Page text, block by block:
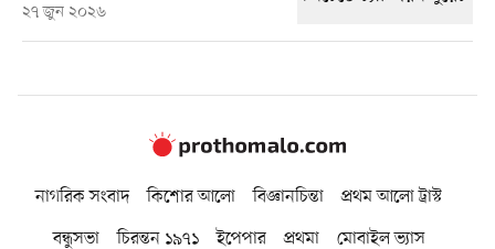
২৭ জুন ২০২৬
নাগরিক সংবাদ কিশোর আলো বিজ্ঞানচিন্তা
প্রথম আলো ট্রাস্ট
বন্ধুসভা
চিরন্তন ১৯৭১ ইপেপার প্রথমা মোবাইল ভ্যাস